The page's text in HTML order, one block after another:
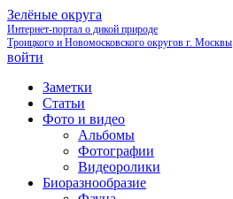
Зелёные округа
Интернет-портал о дикой природе
Троицкого и Новомосковского округов г. Москвы
войти
Заметки
Статьи
Фото и видео
Альбомы
Фотографии
Видеоролики
Биоразнообразие